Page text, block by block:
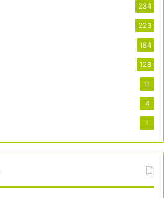
234
223
184
128
11
4
1